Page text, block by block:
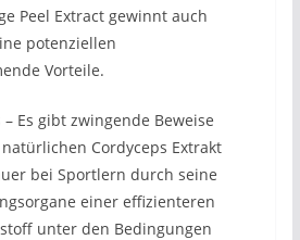
Peel Extract gewinnt auch
potenziellen
Vorteile.
Es gibt zwingende Beweise
Cordyceps Extrakt
bei Sportlern durch seine
einer effizienteren
unter den Bedingungen